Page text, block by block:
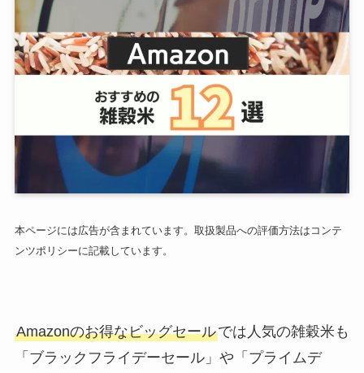
本ページには広告が含まれています。取扱製品への評価方法はコンテ
ンツポリシーに記載しています。
Amazonのお得なビッグセールでは人気の雑穀米も
「ブラックフライデーセール」や「プライムデ